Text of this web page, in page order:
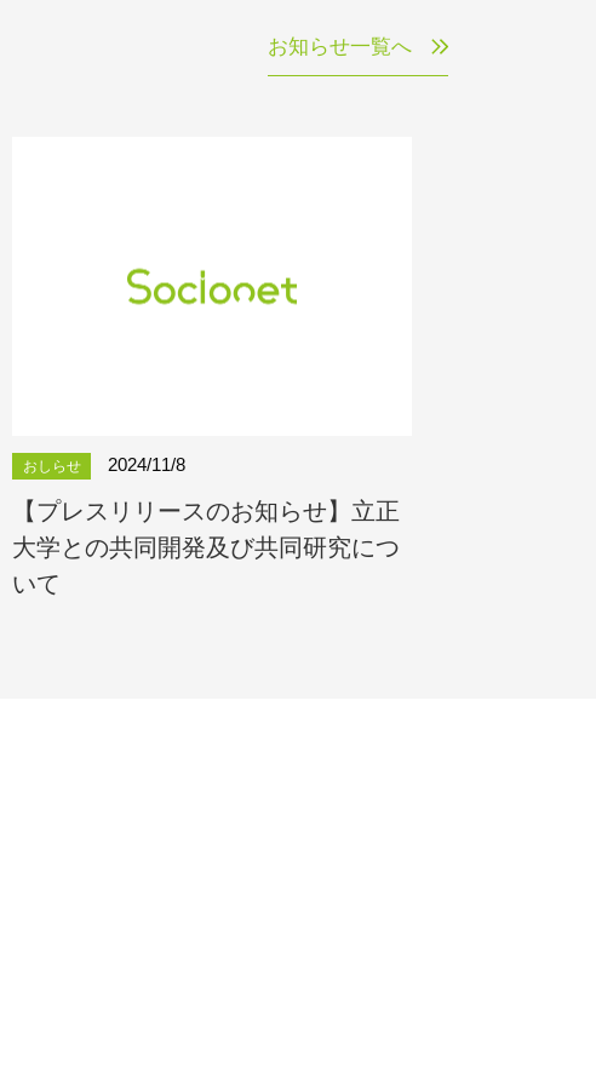
お知らせ一覧へ
おしらせ 2024/11/8
【プレスリリースのお知らせ】立正
大学との共同開発及び共同研究につ
いて